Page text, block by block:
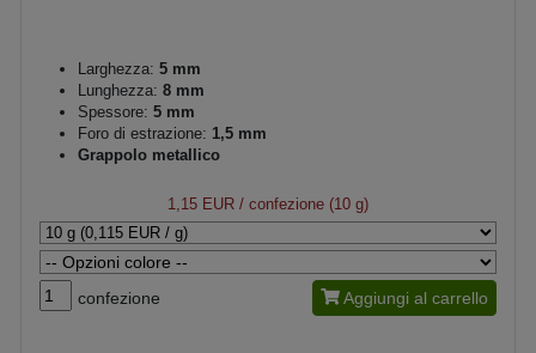
Larghezza: 5 mm
Lunghezza: 8 mm
Spessore: 5 mm
Foro di estrazione: 1,5 mm
Grappolo metallico
1,15 EUR / confezione (10 g)
confezione Aggiungi al carrello